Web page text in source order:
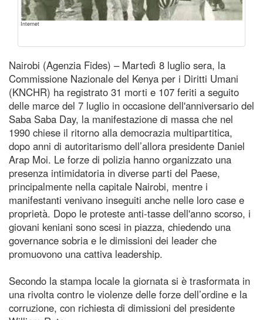
Internet
Nairobi (Agenzia Fides) – Martedì 8 luglio sera, la
Commissione Nazionale del Kenya per i Diritti Umani
(KNCHR) ha registrato 31 morti e 107 feriti a seguito
delle marce del 7 luglio in occasione dell'anniversario del
Saba Saba Day, la manifestazione di massa che nel
1990 chiese il ritorno alla democrazia multipartitica,
dopo anni di autoritarismo dell’allora presidente Daniel
Arap Moi. Le forze di polizia hanno organizzato una
presenza intimidatoria in diverse parti del Paese,
principalmente nella capitale Nairobi, mentre i
manifestanti venivano inseguiti anche nelle loro case e
proprietà. Dopo le proteste anti-tasse dell'anno scorso, i
giovani keniani sono scesi in piazza, chiedendo una
governance sobria e le dimissioni dei leader che
promuovono una cattiva leadership.
Secondo la stampa locale la giornata si è trasformata in
una rivolta contro le violenze delle forze dell’ordine e la
corruzione, con richiesta di dimissioni del presidente